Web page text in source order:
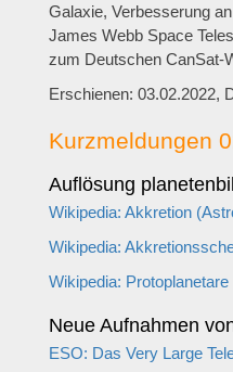
Galaxie, Verbesserung
James Webb Space
zum Deutschen CanSat-
Erschienen: 03.02.2022,
Kurzmeldungen
Auflösung
Wikipedia: Akkretion
Wikipedia:
Wikipedia:
Neue Aufnahmen
ESO: Das Very Large